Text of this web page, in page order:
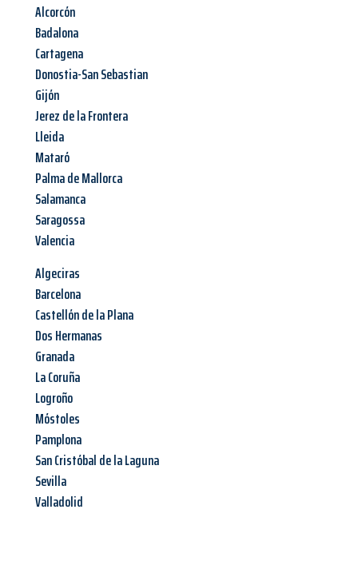
Alcorcón
Badalona
Cartagena
Donostia-San Sebastian
Gijón
Jerez de la Frontera
Lleida
Mataró
Palma de Mallorca
Salamanca
Saragossa
Valencia
Algeciras
Barcelona
Castellón de la Plana
Dos Hermanas
Granada
La Coruña
Logroño
Móstoles
Pamplona
San Cristóbal de la Laguna
Sevilla
Valladolid